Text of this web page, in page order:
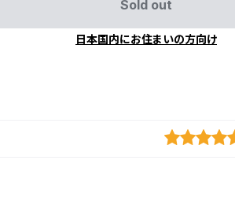
Sold out
日本国内にお住まいの方向け